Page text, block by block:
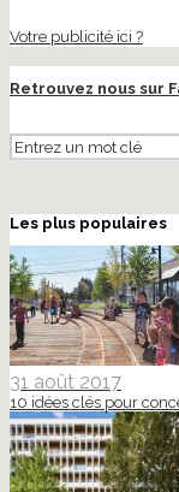
Votre publicité ici ?
Retrouvez nous sur
Les plus populaires
31 août 2017
10 idées clés pour